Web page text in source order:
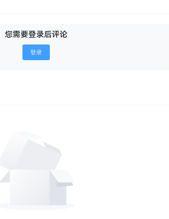
您需要登录后评论
登录